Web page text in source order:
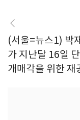
(서울=뉴스1) 박
가 지난달 16일
개매각을 위한 재